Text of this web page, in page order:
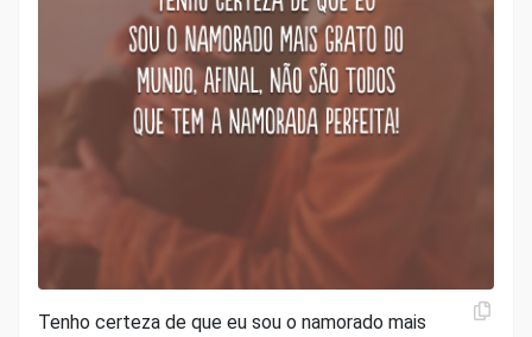
Tenho certeza de que eu sou o namorado mais